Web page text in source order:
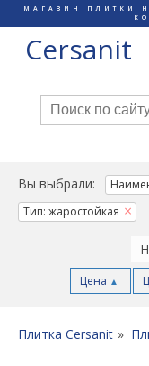
МАГАЗИН ПЛИТКИ
Cersanit
Вы выбрали:
Тип: жаростойкая
Цена ▲
Плитка Cersanit